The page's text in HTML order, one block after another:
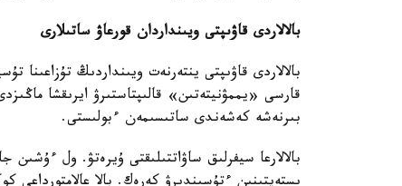
بالالاردى قاۋىپتى ويىنداردان قورعاۋ ساتىلارى
بالالاردى قاۋىپتى ينتەرنەت ويىنداردىڭ
قارسى «يممۋنيتەتىن» قالىپتاستىرۋ ايرىقشا
بىرنەشە كەشەندى ساتىسىمەن ءبولىستى.
بالالارعا سيفرلىق ساۋاتتىلىقتى ۇيرەتۋ. ول